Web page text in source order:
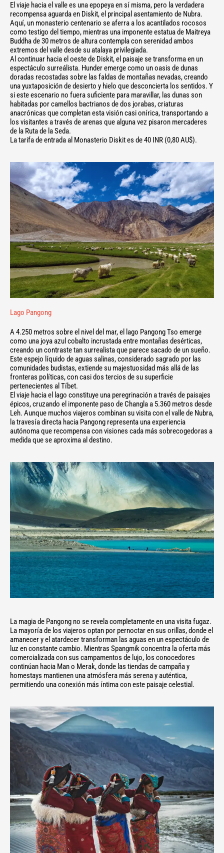
El viaje hacia el valle es una epopeya en sí misma, pero la verdadera
recompensa aguarda en Diskit, el principal asentamiento de Nubra.
Aquí, un monasterio centenario se aferra a los acantilados rocosos
como testigo del tiempo, mientras una imponente estatua de Maitreya
Buddha de 30 metros de altura contempla con serenidad ambos
extremos del valle desde su atalaya privilegiada.
Al continuar hacia el oeste de Diskit, el paisaje se transforma en un
espectáculo surreálista. Hunder emerge como un oasis de dunas
doradas recostadas sobre las faldas de montañas nevadas, creando
una yuxtaposición de desierto y hielo que desconcierta los sentidos. Y
si este escenario no fuera suficiente para maravillar, las dunas son
habitadas por camellos bactrianos de dos jorabas, criaturas
anacrónicas que completan esta visión casi onírica, transportando a
los visitantes a través de arenas que alguna vez pisaron mercaderes
de la Ruta de la Seda.
La tarifa de entrada al Monasterio Diskit es de 40 INR (0,80 AU$).
Lago Pangong
A 4.250 metros sobre el nivel del mar, el lago Pangong Tso emerge
como una joya azul cobalto incrustada entre montañas desérticas,
creando un contraste tan surrealista que parece sacado de un sueño.
Este espejo líquido de aguas salinas, considerado sagrado por las
comunidades budistas, extiende su majestuosidad más allá de las
fronteras políticas, con casi dos tercios de su superficie
pertenecientes al Tíbet.
El viaje hacia el lago constituye una peregrinación a través de paisajes
épicos, cruzando el imponente paso de Changla a 5.360 metros desde
Leh. Aunque muchos viajeros combinan su visita con el valle de Nubra,
la travesía directa hacia Pangong representa una experiencia
autónoma que recompensa con visiones cada más sobrecogedoras a
medida que se aproxima al destino.
La magia de Pangong no se revela completamente en una visita fugaz.
La mayoría de los viajeros optan por pernoctar en sus orillas, donde el
amanecer y el atardecer transforman las aguas en un espectáculo de
luz en constante cambio. Mientras Spangmik concentra la oferta más
comercializada con sus campamentos de lujo, los conocedores
continúan hacia Man o Merak, donde las tiendas de campaña y
homestays mantienen una atmósfera más serena y auténtica,
permitiendo una conexión más íntima con este paisaje celestial.